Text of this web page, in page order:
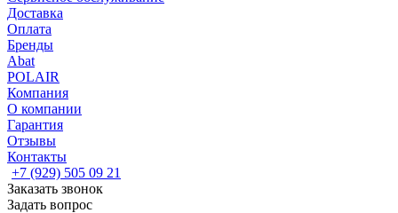
Доставка
Оплата
Бренды
Abat
POLAIR
Компания
О компании
Гарантия
Отзывы
Контакты
+7 (929) 505 09 21
Заказать звонок
Задать вопрос